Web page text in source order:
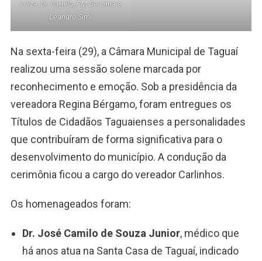
Luiza, Dr. Camilo, PM De Lima e
Leandro Simi
Na sexta-feira (29), a Câmara Municipal de Taguaí
realizou uma sessão solene marcada por
reconhecimento e emoção. Sob a presidência da
vereadora Regina Bérgamo, foram entregues os
Títulos de Cidadãos Taguaienses a personalidades
que contribuíram de forma significativa para o
desenvolvimento do município. A condução da
cerimônia ficou a cargo do vereador Carlinhos.
Os homenageados foram:
Dr. José Camilo de Souza Junior, médico que
há anos atua na Santa Casa de Taguaí, indicado